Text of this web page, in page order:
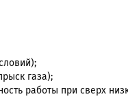
газа);
работы при сверх